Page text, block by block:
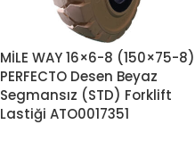
MİLE WAY 16×6-8 (150×75-8)
PERFECTO Desen Beyaz
Segmansız (STD) Forklift
Lastiği ATO0017351